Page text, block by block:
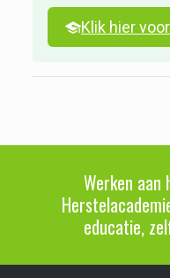
Klik hier
Werken aan
educatie,